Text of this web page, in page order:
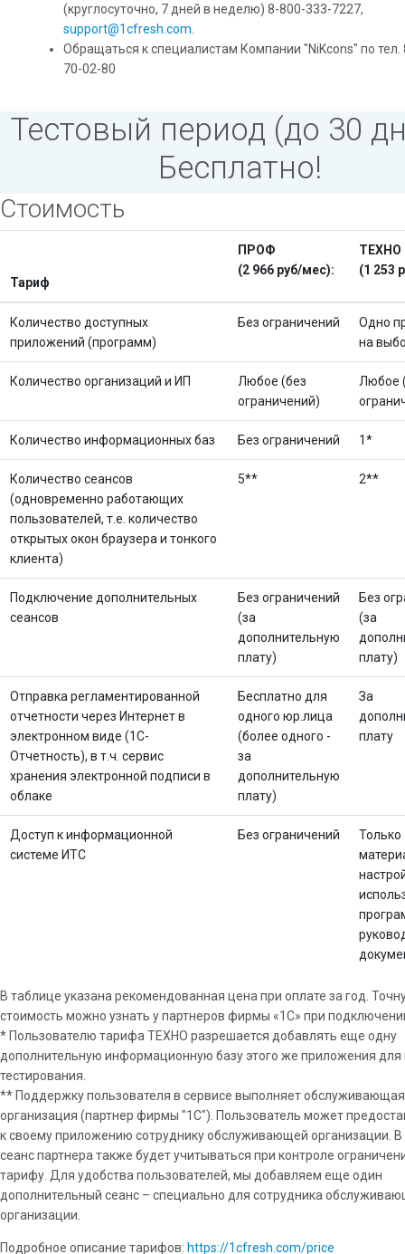
(круглосуточно, 7 дней в неделю) 8-800-333-7227,
support@1cfresh.com
Обращаться к специалистам Компании "NiKcons" по тел.
70-02-80
Тестовый период (до 30
Бесплатно!
Стоимость
Тариф
ПРОФ
(2 966 руб/мес):
ТЕХНО
(1 253
Количество доступных
приложений (программ)
Без ограничений
Одно
на
Количество организаций и ИП
Любое (без
ограничений)
Любое
Количество информационных баз Без ограничений 1*
Количество сеансов
(одновременно работающих
пользователей, т.е. количество
открытых окон браузера и тонкого
клиента)
5** 2**
Подключение дополнительных
сеансов
Без ограничений
(за
дополнительную
плату)
Без
(за
плату)
Отправка регламентированной
отчетности через Интернет в
электронном виде (1С-
Отчетность), в т.ч. сервис
хранения электронной подписи в
облаке
Бесплатно для
одного юр.лица
(более одного -
за
дополнительную
плату)
За
плату
Доступ к информационной
системе ИТС
Без ограничений
Только
В таблице указана рекомендованная цена при оплате за год.
стоимость можно узнать у партнеров фирмы «1С» при
* Пользователю тарифа ТЕХНО разрешается добавлять еще одну
дополнительную информационную базу этого же приложения для
тестирования.
** Поддержку пользователя в сервисе выполняет обслуживающая
организация (партнер фирмы "1С"). Пользователь может
к своему приложению сотруднику обслуживающей организации. В
сеанс партнера также будет учитываться при контроле
тарифу. Для удобства пользователей, мы добавляем еще один
дополнительный сеанс – специально для сотрудника
организации.
Подробное описание тарифов: https://1cfresh.com/price